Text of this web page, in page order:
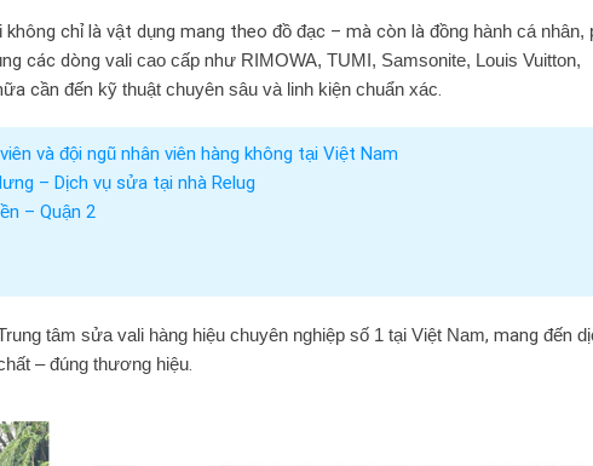
không chỉ là vật dụng mang theo đồ đạc – mà còn là đồng hành cá nhân,
các dòng vali cao cấp như RIMOWA, TUMI, Samsonite, Louis Vuitton,
cần đến kỹ thuật chuyên sâu và linh kiện chuẩn xác.
và đội ngũ nhân viên hàng không tại Việt Nam
– Dịch vụ sửa tại nhà Relug
– Quận 2
tâm sửa vali hàng hiệu chuyên nghiệp số 1 tại Việt Nam, mang đến
– đúng thương hiệu.